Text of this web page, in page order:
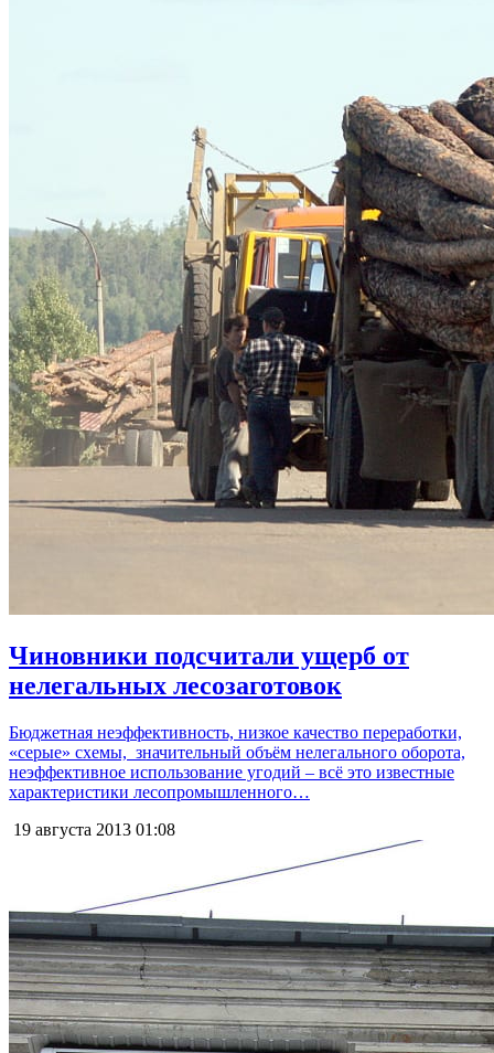
Чиновники подсчитали ущерб от
нелегальных лесозаготовок
Бюджетная неэффективность, низкое качество переработки,
«серые» схемы, значительный объём нелегального оборота,
неэффективное использование угодий – всё это известные
характеристики лесопромышленного…
19 августа 2013 01:08